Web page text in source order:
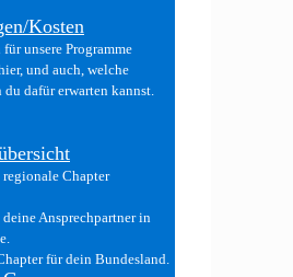
Kosten
unsere Programme
und auch, welche
du dafür erwarten kannst.
Chapter
Ansprechpartner in
für dein Bundesland.